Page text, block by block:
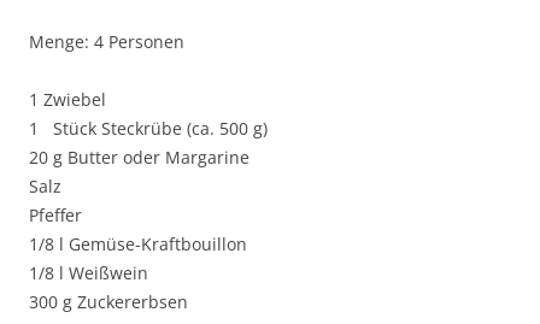
Menge: 4 Personen
1 Zwiebel
1 Stück Steckrübe (ca. 500 g)
20 g Butter oder Margarine
Salz
Pfeffer
1/8 l Gemüse-Kraftbouillon
1/8 l Weißwein
300 g Zuckererbsen